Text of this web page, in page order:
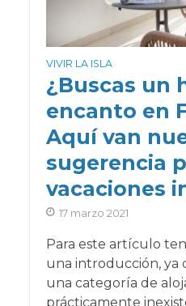
VIVIR LA ISLA
¿Buscas un
encanto en
Aquí van
sugerencia
vacaciones
17 marzo 2021
Para este artículo
una introducción, ya
una categoría de
prácticamente